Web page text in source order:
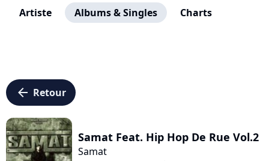
Artiste Albums & Singles Charts
arrow_left Retour
Samat Feat. Hip Hop De Rue Vol.2
Samat